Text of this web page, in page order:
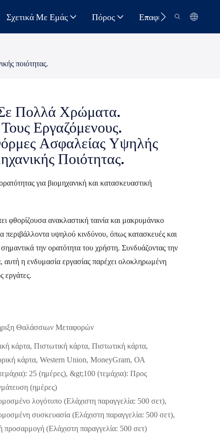
Σχετικά Με Εμάς Πόρος Επαφή
ποιότητας.
Πολλά Χρώματα.
Εργαζόμενους.
Ασφαλείας Υψηλής
Ποιότητας.
για βιομηχανική και κατασκευαστική
φθορίζουσα ανακλαστική ταινία και μακρυμάνικο
περιβάλλοντα υψηλού κινδύνου, όπως κατασκευές και
σημαντικά την ορατότητα του χρήστη. Συνδυάζοντας την
αυτή η ενδυμασία εργασίας παρέχει ολοκληρωμένη
εργάτες.
Θαλάσσιων Μεταφορών
κάρτα, Πιστωτική κάρτα, Πιστωτική κάρτα,
κάρτα, Western Union, MoneyGram, ΟΑ
25 (ημέρες), &gt;100 (τεμάχια): Προς
(ημέρες)
λογότυπο (Ελάχιστη παραγγελία: 500 σετ),
συσκευασία (Ελάχιστη παραγγελία: 500 σετ),
προσαρμογή (Ελάχιστη παραγγελία: 500 σετ)